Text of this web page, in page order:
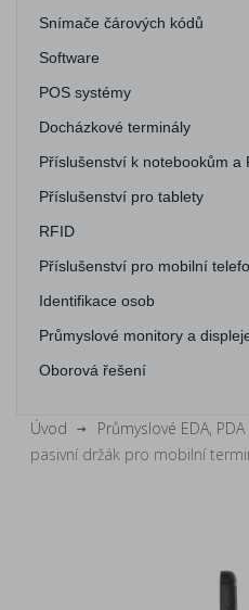
Snímače čárových kódů
Software
POS systémy
Docházkové terminály
Příslušenství k notebookům a
Příslušenství pro tablety
RFID
Příslušenství pro mobilní
Identifikace osob
Průmyslové monitory a
Oborová řešení
Úvod Průmyslové EDA, PDA
pasivní držák pro mobilní